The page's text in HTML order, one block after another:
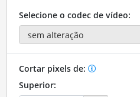
Selecione o codec de vídeo:
Cortar pixels de:
Superior: